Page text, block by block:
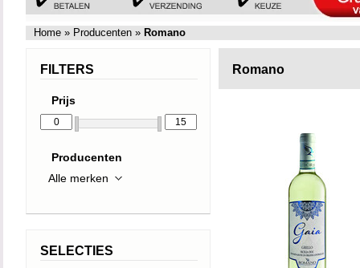
Home » Producenten » Romano
Romano
FILTERS
Prijs
Producenten
SELECTIES